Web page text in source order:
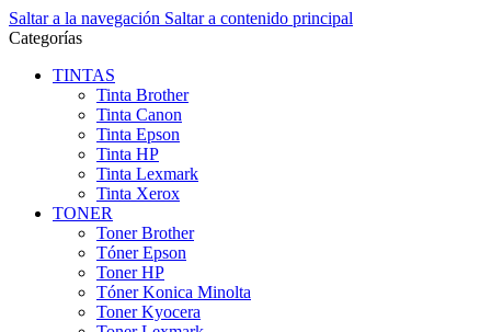
Saltar a la navegación Saltar a contenido principal
Categorías
TINTAS
Tinta Brother
Tinta Canon
Tinta Epson
Tinta HP
Tinta Lexmark
Tinta Xerox
TONER
Toner Brother
Tóner Epson
Toner HP
Tóner Konica Minolta
Toner Kyocera